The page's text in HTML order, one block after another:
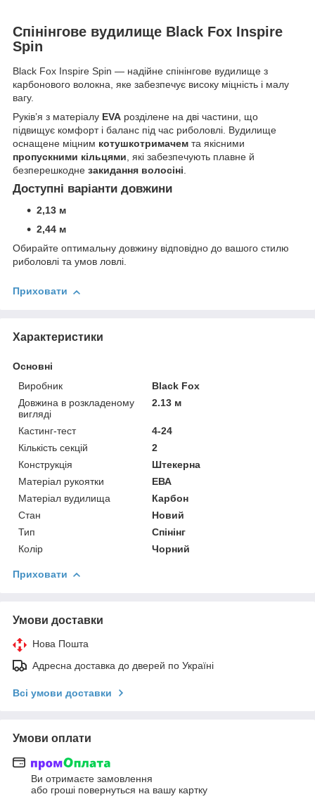
Спінінгове вудилище Black Fox Inspire
Spin
Black Fox Inspire Spin — надійне спінінгове вудилище з
карбонового волокна, яке забезпечує високу міцність і малу
вагу.
Руків’я з матеріалу EVA розділене на дві частини, що
підвищує комфорт і баланс під час риболовлі. Вудилище
оснащене міцним котушкотримачем та якісними
пропускними кільцями, які забезпечують плавне й
безперешкодне закидання волосіні.
Доступні варіанти довжини
2,13 м
2,44 м
Обирайте оптимальну довжину відповідно до вашого стилю
риболовлі та умов ловлі.
Приховати
Характеристики
Основні
Виробник
Black Fox
Довжина в розкладеному
вигляді
2.13 м
Кастинг-тест
4-24
Кількість секцій
2
Конструкція
Штекерна
Матеріал рукоятки
ЕВА
Матеріал вудилища
Карбон
Стан
Новий
Тип
Спінінг
Колір
Чорний
Приховати
Умови доставки
Нова Пошта
Адресна доставка до дверей по Україні
Всі умови доставки
Умови оплати
Ви отримаєте замовлення
або гроші повернуться на вашу картку